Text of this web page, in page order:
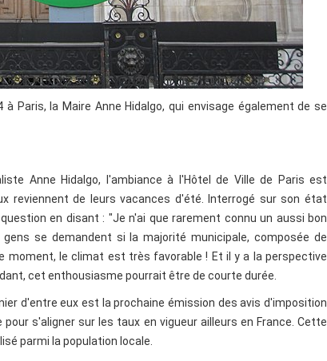
Paris, la Maire Anne Hidalgo, qui envisage également de se
Anne Hidalgo, l'ambiance à l'Hôtel de Ville de Paris est
reviennent de leurs vacances d'été. Interrogé sur son état
en disant : "Je n'ai que rarement connu un aussi bon
se demandent si la majorité municipale, composée de
le climat est très favorable ! Et il y a la perspective
cet enthousiasme pourrait être de courte durée.
d'entre eux est la prochaine émission des avis d'imposition
s'aligner sur les taux en vigueur ailleurs en France. Cette
parmi la population locale.